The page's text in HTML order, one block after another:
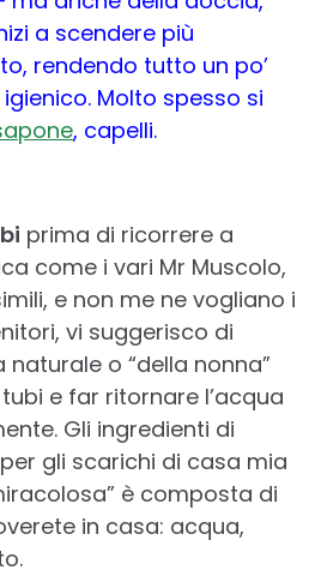
a scendere più
rendendo tutto un po’
Molto spesso si
, capelli.
prima di ricorrere a
come i vari Mr Muscolo,
e non me ne vogliano i
vi suggerisco di
o “della nonna”
e far ritornare l’acqua
Gli ingredienti di
gli scarichi di casa mia
è composta di
in casa: acqua,